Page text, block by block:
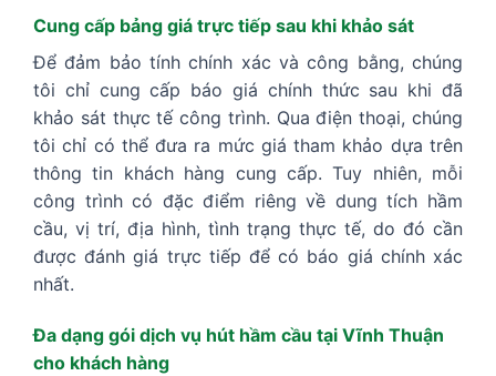
Cung cấp bảng giá trực tiếp sau khi khảo sát
Để đảm bảo tính chính xác và công bằng, chúng
tôi chỉ cung cấp báo giá chính thức sau khi đã
khảo sát thực tế công trình. Qua điện thoại, chúng
tôi chỉ có thể đưa ra mức giá tham khảo dựa trên
thông tin khách hàng cung cấp. Tuy nhiên, mỗi
công trình có đặc điểm riêng về dung tích hầm
cầu, vị trí, địa hình, tình trạng thực tế, do đó cần
được đánh giá trực tiếp để có báo giá chính xác
nhất.
Đa dạng gói dịch vụ hút hầm cầu tại Vĩnh Thuận
cho khách hàng